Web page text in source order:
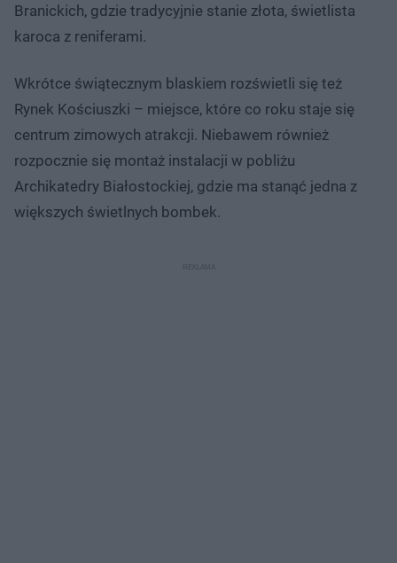
Branickich, gdzie tradycyjnie stanie złota, świetlista
karoca z reniferami.
Wkrótce świątecznym blaskiem rozświetli się też
Rynek Kościuszki – miejsce, które co roku staje się
centrum zimowych atrakcji. Niebawem również
rozpocznie się montaż instalacji w pobliżu
Archikatedry Białostockiej, gdzie ma stanąć jedna z
większych świetlnych bombek.